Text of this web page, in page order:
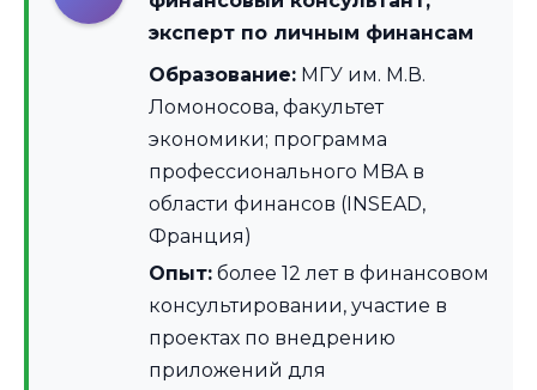
эксперт по личным финансам
Образование: МГУ им. М.В.
Ломоносова, факультет
экономики; программа
профессионального MBA в
области финансов (INSEAD,
Франция)
Опыт: более 12 лет в финансовом
консультировании, участие в
проектах по внедрению
приложений для